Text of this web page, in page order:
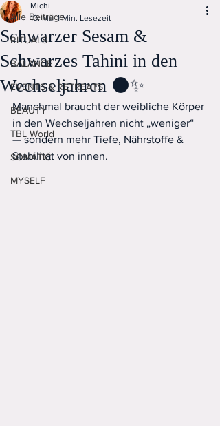
Alle Beiträge
RITUALS
BALANCE
EVENTS & RETREATS
BEAUTY
TBL World
SOMATIC
MYSELF
Schwarzer Sesam &
Schwarzes Tahini in den
Wechseljahren 🌑✨
Michi
10. Mai 1 Min. Lesezeit
Manchmal braucht der weibliche Körper
in den Wechseljahren nicht „weniger“
— sondern mehr Tiefe, Nährstoffe &
Stabilität von innen.